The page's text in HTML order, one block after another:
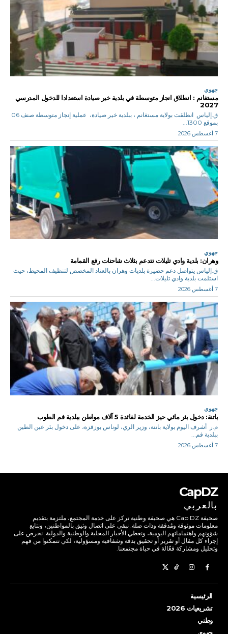
جهوي
مستغانم : انطلاق انجاز متوسطة في بلدية خير صيادة استعدادا للدخول المدرسي
2027
ق.إلياس انطلقت بولاية مستغانم ، ببلدية خير صيادة، عملية إنجاز متوسطة صنف 06
بموقع 1300...
7 أغسطس 2026
جهوي
وهران: بلدية وادي تليلات تتدعم بثلاث شاحنات رفع القمامة
ق.إلياس يتواصل دعم حضيرة بلديات وهران بالعتاد المخصص لتنظيف المحيط، حيث
استلمت بلدية وادي تليلات...
7 أغسطس 2026
جهوي
باتنة: دخول بئر مائي حيز الخدمة لفائدة 5 آلاف مواطن ببلدية فم الطوب
م.ر أشرف اليوم بولاية باتنة، وزير الري، لوناس بوزقزة، على دخول بئر عين الطين
ببلدية فم...
7 أغسطس 2026
CapDZ
بالعربي
صحيفة Cap DZ هي صحيفة وطنية تركز على خدمة المجتمع، ملتزمة بتقديم
معلومات موثوقة ومُدققة وذات صلة. نبقى على اتصال وثيق بالمواطنين، ونتابع
شؤونهم واهتماماتهم اليومية، ونغطي الأخبار المحلية والوطنية والدولية. نحرص على
إجراء كل مقال أو تقرير أو تحقيق بدقة وشفافية ومسؤولية، لكي تتمكنوا من فهم
وتحليل ومشاركة فعّالة في حياة مجتمعنا.
الرئيسية
تشريعيات 2026
وطني
جهوي